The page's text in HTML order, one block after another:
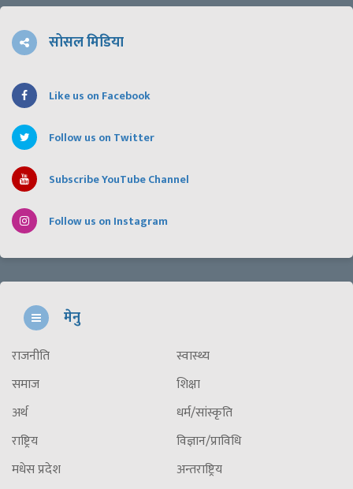
सोसल मिडिया
Like us on Facebook
Follow us on Twitter
Subscribe YouTube Channel
Follow us on Instagram
मेनु
राजनीति
समाज
अर्थ
राष्ट्रिय
मधेस प्रदेश
स्वास्थ्य
शिक्षा
धर्म/सांस्कृति
विज्ञान/प्राविधि
अन्तराष्ट्रिय